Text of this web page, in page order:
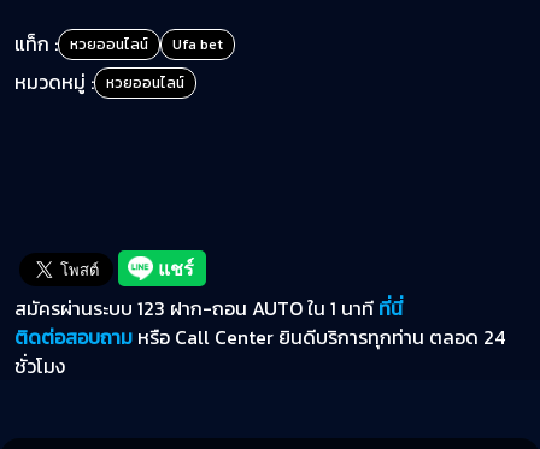
แท็ก : หวยออนไลน์ Ufa bet
หมวดหมู่ : หวยออนไลน์
สมัครผ่านระบบ 123 ฝาก-ถอน AUTO ใน 1 นาที ที่นี่
ติดต่อสอบถาม หรือ Call Center ยินดีบริการทุกท่าน ตลอด 24
ชั่วโมง